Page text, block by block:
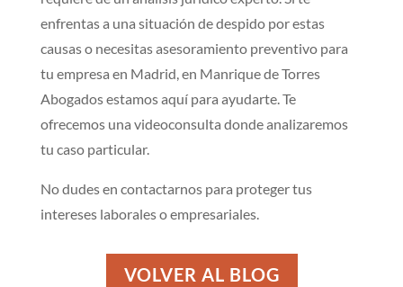
enfrentas a una situación de despido por estas
causas o necesitas asesoramiento preventivo para
tu empresa en Madrid, en Manrique de Torres
Abogados estamos aquí para ayudarte. Te
ofrecemos una videoconsulta donde analizaremos
tu caso particular.
No dudes en contactarnos para proteger tus
intereses laborales o empresariales.
VOLVER AL BLOG